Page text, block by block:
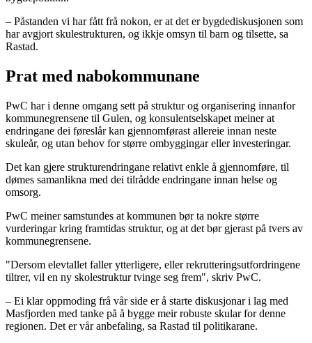
– Påstanden vi har fått frå nokon, er at det er bygdediskusjonen som
har avgjort skulestrukturen, og ikkje omsyn til barn og tilsette, sa
Rastad.
Prat med nabokommunane
PwC har i denne omgang sett på struktur og organisering innanfor
kommunegrensene til Gulen, og konsulentselskapet meiner at
endringane dei føreslår kan gjennomførast allereie innan neste
skuleår, og utan behov for større ombyggingar eller investeringar.
Det kan gjere strukturendringane relativt enkle å gjennomføre, til
dømes samanlikna med dei tilrådde endringane innan helse og
omsorg.
PwC meiner samstundes at kommunen bør ta nokre større
vurderingar kring framtidas struktur, og at det bør gjerast på tvers av
kommunegrensene.
"Dersom elevtallet faller ytterligere, eller rekrutteringsutfordringene
tiltrer, vil en ny skolestruktur tvinge seg frem", skriv PwC.
– Ei klar oppmoding frå vår side er å starte diskusjonar i lag med
Masfjorden med tanke på å bygge meir robuste skular for denne
regionen. Det er vår anbefaling, sa Rastad til politikarane.